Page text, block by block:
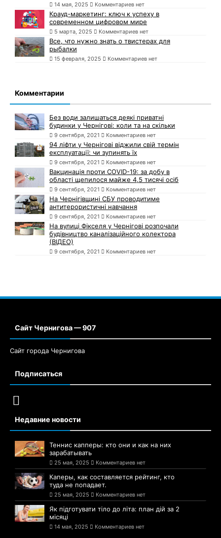
14 мая, 2025 Комментариев нет
Крауд-маркетинг: ключ к успеху в
современном цифровом мире
5 марта, 2025 Комментариев нет
Все, что нужно знать о твистерах для
рыбалки
15 февраля, 2025 Комментариев нет
Комментарии
Без води залишаться деякі приватні
будинки у Чернігові: коли та на скільки
9 сентября, 2021 Комментариев нет
94 ліфти у Чернігові віджили свій термін
експлуатації: чи зупинять їх
9 сентября, 2021 Комментариев нет
Вакцинація проти COVID-19: за добу в
області щепилося майже 4,5 тисячі осіб
9 сентября, 2021 Комментариев нет
На Чернігівщині СБУ проводитиме
антитерористичні навчання
9 сентября, 2021 Комментариев нет
На вулиці Фікселя у Чернігові розпочали
будівництво каналізаційного колектора
(ВІДЕО)
9 сентября, 2021 Комментариев нет
Сайт Чернигова — 907
Сайт города Чернигова
Подписаться
Недавние новости
Теннис капперы: кто они и как на них
зарабатывать
25 мая, 2025 Комментариев нет
Каперы, как составляется рейтинг, кто
туда не попадает.
25 мая, 2025 Комментариев нет
Як підготувати тіло до літа: план дій за 2
місяці
14 мая, 2025 Комментариев нет